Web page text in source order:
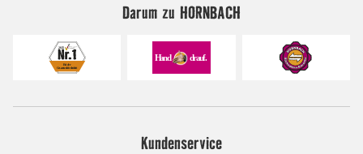
Darum zu HORNBACH
Kundenservice